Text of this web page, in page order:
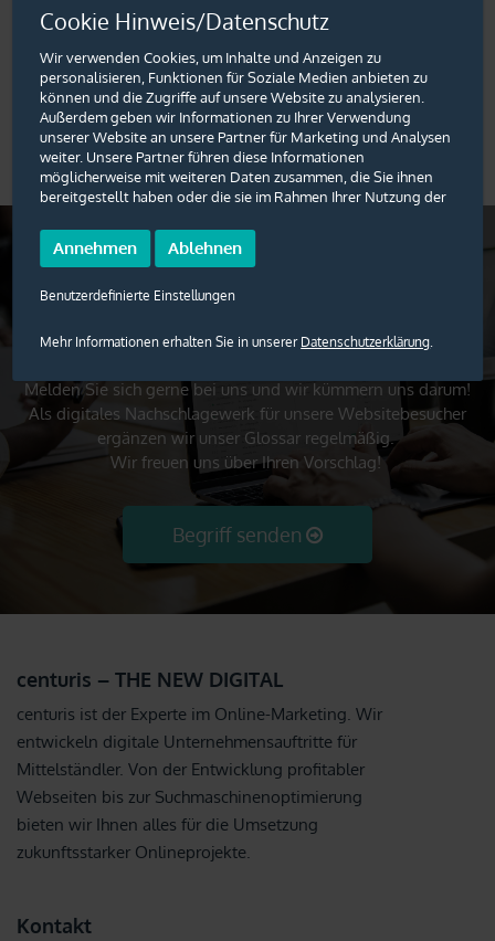
der wichtigsten KPIs sind
Absprungrate, Domain-Popularität,
Conversion Rate, Verweildauer, …
Ein Begriff fehlt?
Melden Sie sich gerne bei uns und wir kümmern uns darum!
Als digitales Nachschlagewerk für unsere Websitebesucher
ergänzen wir unser Glossar regelmäßig.
Wir freuen uns über Ihren Vorschlag!
Begriff senden
centuris – THE NEW DIGITAL
centuris ist der Experte im Online-Marketing. Wir
entwickeln digitale Unternehmensauftritte für
Mittelständler. Von der Entwicklung profitabler
Webseiten bis zur Suchmaschinenoptimierung
bieten wir Ihnen alles für die Umsetzung
zukunftsstarker Onlineprojekte.
Kontakt
Cookie Hinweis/Datenschutz
Wir verwenden Cookies, um Inhalte und Anzeigen zu
personalisieren, Funktionen für Soziale Medien anbieten zu
können und die Zugriffe auf unsere Website zu analysieren.
Außerdem geben wir Informationen zu Ihrer Verwendung
unserer Website an unsere Partner für Marketing und Analysen
weiter. Unsere Partner führen diese Informationen
möglicherweise mit weiteren Daten zusammen, die Sie ihnen
bereitgestellt haben oder die sie im Rahmen Ihrer Nutzung der
Cookies, wenn Sie unsere Website weiterhin nutzen.
Annehmen Ablehnen
Benutzerdefinierte Einstellungen
Mehr Informationen erhalten Sie in unserer Datenschutzerklärung